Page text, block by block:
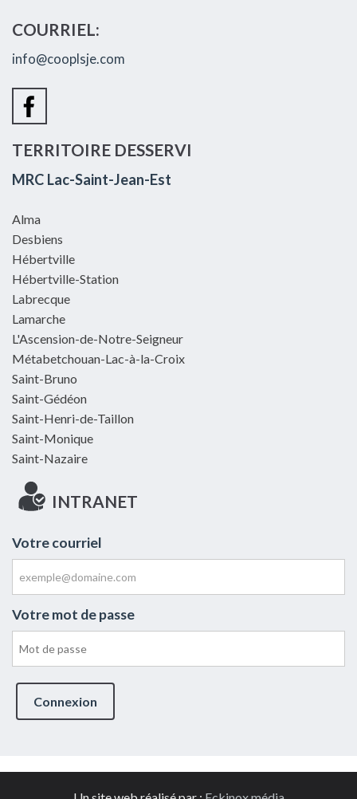
COURRIEL:
info@cooplsje.com
TERRITOIRE DESSERVI
MRC Lac-Saint-Jean-Est
Alma
Desbiens
Hébertville
Hébertville-Station
Labrecque
Lamarche
L'Ascension-de-Notre-Seigneur
Métabetchouan-Lac-à-la-Croix
Saint-Bruno
Saint-Gédéon
Saint-Henri-de-Taillon
Saint-Monique
Saint-Nazaire
INTRANET
Votre courriel
Votre mot de passe
Connexion